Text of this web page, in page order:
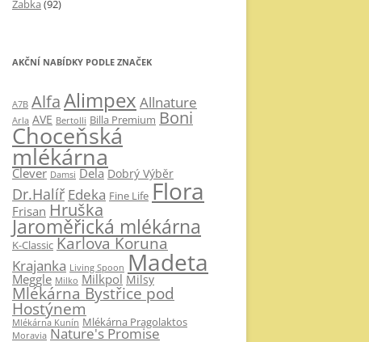
Žabka (92)
AKČNÍ NABÍDKY PODLE ZNAČEK
A7B AlfaAlimpex Allnature
Arla AVE Bertolli Billa Premium Boni
Choceňská
mlékárna
Clever Damsi Dela Dobrý Výběr
Dr.Halíř Edeka Fine Life Flora
Frisan Hruška
Jaroměřická mlékárna
K-Classic Karlova Koruna
Krajanka Living Spoon Madeta
Meggle Milko Milkpol Milsy
Mlékárna Bystřice pod
Hostýnem
Mlékárna Kunín Mlékárna Pragolaktos
Moravia Nature's Promise